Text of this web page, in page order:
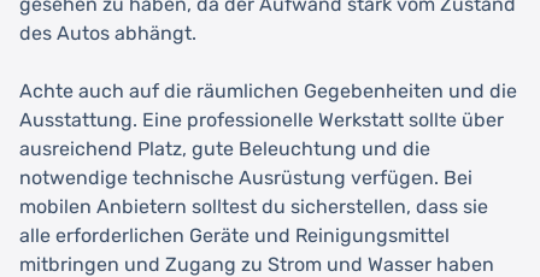
des Autos abhängt.
Achte auch auf die räumlichen Gegebenheiten und die
Ausstattung. Eine professionelle Werkstatt sollte über
ausreichend Platz, gute Beleuchtung und die
notwendige technische Ausrüstung verfügen. Bei
mobilen Anbietern solltest du sicherstellen, dass sie
alle erforderlichen Geräte und Reinigungsmittel
mitbringen und Zugang zu Strom und Wasser haben